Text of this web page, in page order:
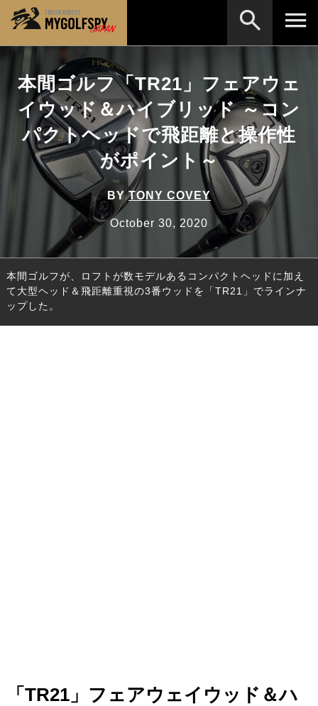
本間ゴルフ「TR21」フェアウェ
イウッド＆ハイブリッド ～コン
パクトヘッドで飛距離と操作性
がポイント～
BYTONY COVEY
October 30, 2020
本間ゴルフが、ロフトが数モデルあるコンパクトヘッドに加え
て大型ヘッド＆飛距離重視の3番ウッドを「TR21」でラインナ
ップした。
「TR21」フェアウェイウッド＆ハ
MOST WANTED テストランキング
NEW RELEASES 新製品情報
HOW TO ゴルフ上達・実践テクニック
テスト・データ検証
Golf News ゴルフニュース
製品レビュー
DRIVERS
FAIRWAY WOODS フェアウェイウッド
HYBRIDS
※メーカー名やクラブ名など、検索したい事柄を入
力してください。
検索